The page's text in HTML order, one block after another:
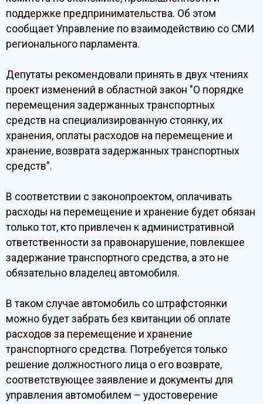
поддержке предпринимательства. Об этом
сообщает Управление по взаимодействию со СМИ
регионального парламента.
Депутаты рекомендовали принять в двух чтениях
проект изменений в областной закон "О порядке
перемещения задержанных транспортных
средств на специализированную стоянку, их
хранения, оплаты расходов на перемещение и
хранение, возврата задержанных транспортных
средств".
В соответствии с законопроектом, оплачивать
расходы на перемещение и хранение будет обязан
только тот, кто привлечен к административной
ответственности за правонарушение, повлекшее
задержание транспортного средства, а это не
обязательно владелец автомобиля.
В таком случае автомобиль со штрафстоянки
можно будет забрать без квитанции об оплате
расходов за перемещение и хранение
транспортного средства. Потребуется только
решение должностного лица о его возврате,
соответствующее заявление и документы для
управления автомобилем – удостоверение